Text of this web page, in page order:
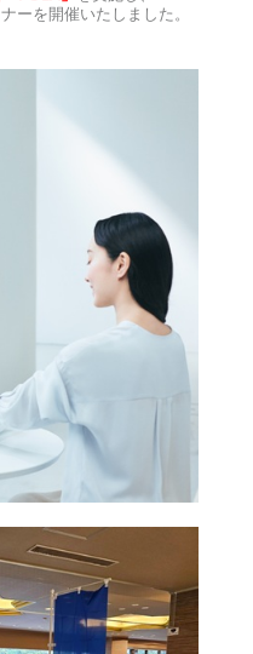
ーを開催いたしました。